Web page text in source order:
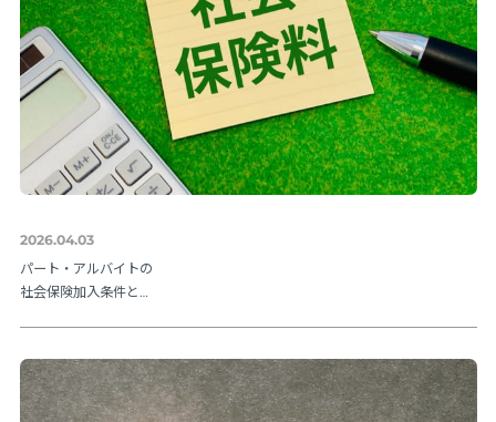
2026.04.03
パート・アルバイトの
社会保険加入条件と
説